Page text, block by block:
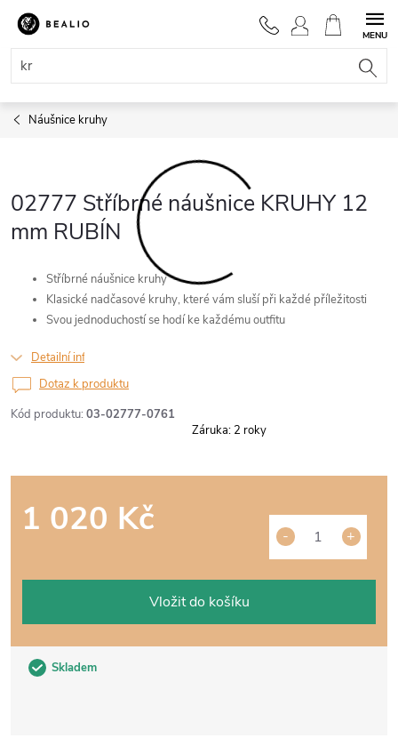
Přejít
obsah
NÁKUPNÍ
KOŠÍK
Náušnice kruhy
02777 Stříbrné náušnice KRUHY 12
mm RUBÍN
Kód produktu: 03-02777-0761
Stříbrné náušnice kruhy
Klasické nadčasové kruhy, které vám sluší při každé příležitosti
Svou jednoduchostí se hodí ke každému outfitu
Detailní informace
Skladem
1 020 Kč
Vložit do košíku
Dotaz k produktu
Záruka: 2 roky